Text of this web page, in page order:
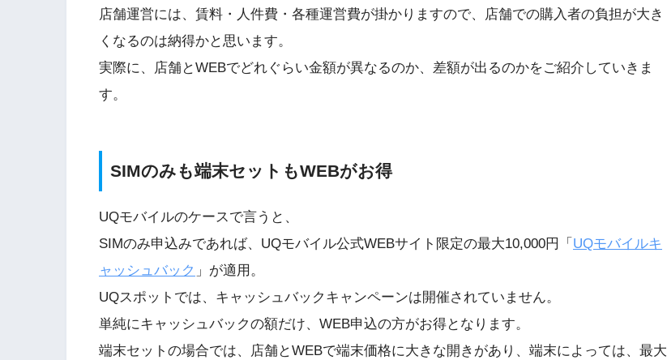
店舗運営には、賃料・人件費・各種運営費が掛かりますので、店舗での購入者の負担が大き
くなるのは納得かと思います。
実際に、店舗とWEBでどれぐらい金額が異なるのか、差額が出るのかをご紹介していきま
す。
SIMのみも端末セットもWEBがお得
UQモバイルのケースで言うと、
SIMのみ申込みであれば、UQモバイル公式WEBサイト限定の最大10,000円「 UQモバイルキ
ャッシュバック 」が適用。
UQスポットでは、キャッシュバックキャンペーンは開催されていません。
単純にキャッシュバックの額だけ、WEB申込の方がお得となります。
端末セットの場合では、店舗とWEBで端末価格に大きな開きがあり、端末によっては、最大